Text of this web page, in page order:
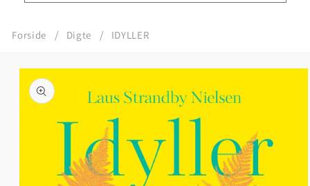
Forside Digte IDYLLER
Gå til
produktoplysninger